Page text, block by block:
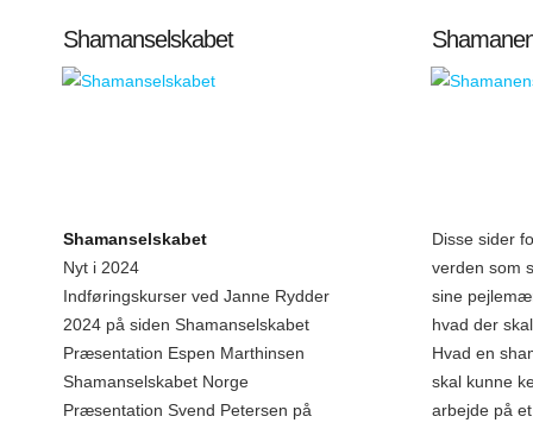
Shamanselskabet
Shamanselskabet
Nyt i 2024
Indføringskurser ved Janne Rydder
2024 på siden Shamanselskabet
Præsentation Espen Marthinsen
Shamanselskabet Norge
Præsentation Svend Petersen på
Disse sider
verden som
sine
hvad der
Hvad en
skal kunne
arbejde på